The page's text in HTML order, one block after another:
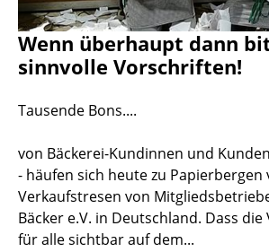
Wenn überhaupt dann
sinnvolle Vorschriften!
Tausende Bons....
von Bäckerei-Kundinnen und
- häufen sich heute zu Papierbergen
Verkaufstresen von
Bäcker e.V. in Deutschland. Dass
für alle sichtbar auf dem...